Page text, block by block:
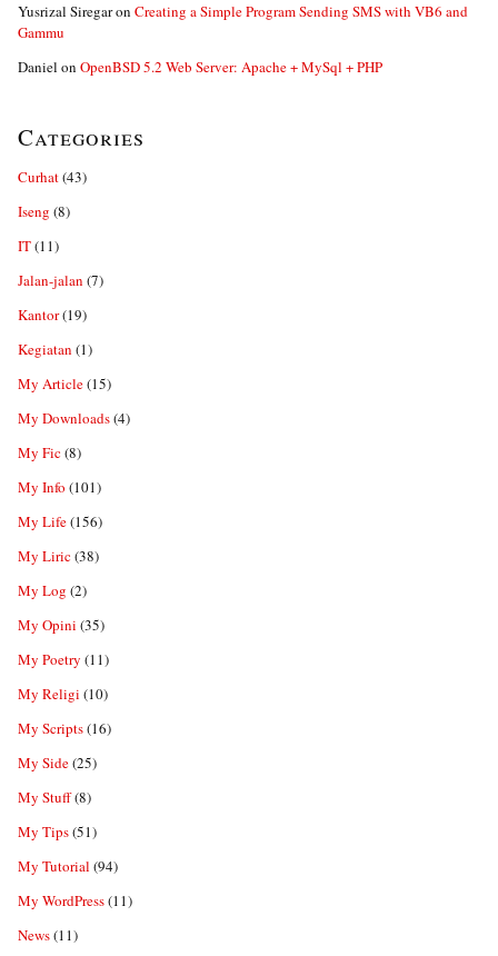
Yusrizal Siregaron Creating a Simple Program Sending SMS with VB6 and
Gammu
Daniel on OpenBSD 5.2 Web Server: Apache + MySql + PHP
Categories
Curhat(43)
Iseng (8)
IT(11)
Jalan-jalan (7)
Kantor(19)
Kegiatan (1)
My Article(15)
My Downloads(4)
My Fic(8)
My Info (101)
My Life(156)
My Liric(38)
My Log (2)
My Opini (35)
My Poetry (11)
My Religi (10)
My Scripts(16)
My Side(25)
My Stuff(8)
My Tips(51)
My Tutorial (94)
My WordPress(11)
News(11)